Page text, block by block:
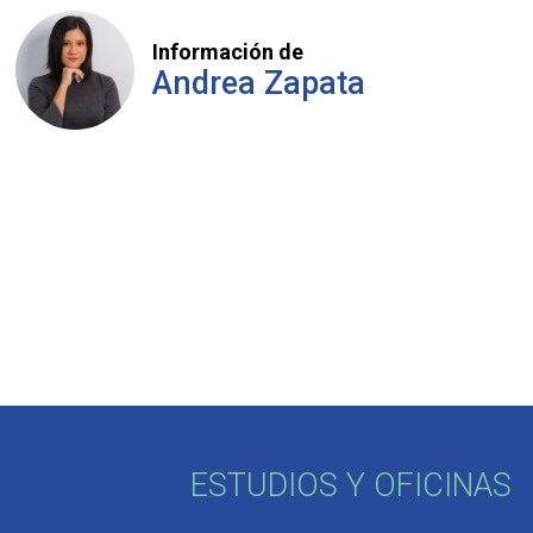
Información de
Andrea Zapata
ESTUDIOS Y OFICINAS